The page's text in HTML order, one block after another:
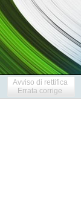
Avviso di rettifica
Errata corrige